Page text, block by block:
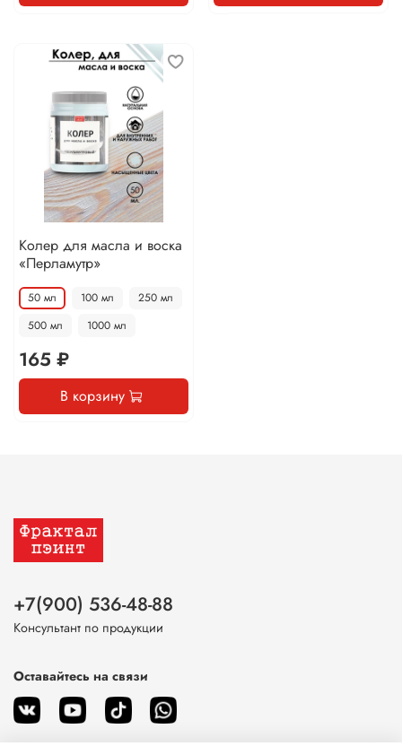
Колер для масла и воска
«Перламутр»
50 мл 100 мл
250 мл
500 мл
1000 мл
165 ₽
В корзину
+7(900) 536-48-88
Консультант по продукции
Оставайтесь на связи